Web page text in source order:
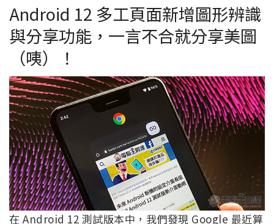
Android 12 多工頁面新增圖形辨識
與分享功能，一言不合就分享美圖
（咦）！
在 Android 12 測試版本中，我們發現 Google 最近算